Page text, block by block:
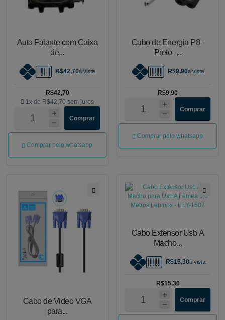
Auto Falante com Caixa
de...
R$42,70à vista
R$42,70
1x de R$42,70 sem juros
Comprar
Comprar pelo whatsapp
Cabo de Energia P8 -
Preto -...
R$9,90à vista
R$9,90
Comprar
Comprar pelo whatsapp
Cabo de Video VGA
para...
Cabo Extensor Usb A
Macho...
R$15,30à vista
R$15,30
Comprar